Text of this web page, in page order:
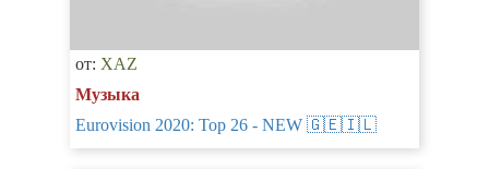
от: XAZ
Музыка
Eurovision 2020: Top 26 - NEW 🇬🇪🇮🇱